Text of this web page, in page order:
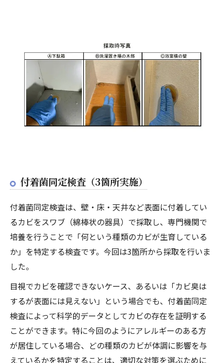
付着菌同定検査（3箇所実施）
付着菌同定検査は、壁・床・天井など表面に付着してい
るカビをスワブ（綿棒状の器具）で採取し、専門機関で
培養を行うことで「何という種類のカビが生育している
か」を特定する検査です。今回は3箇所から採取を行いま
した。
目視でカビを確認できないケース、あるいは「カビ臭は
するが表面には見えない」という場合でも、付着菌同定
検査によって科学的データとしてカビの存在を証明する
ことができます。特に今回のようにアレルギーのある方
が居住している場合、どの種類のカビが体調に影響を与
えているかを特定することは、適切な対策を選ぶために